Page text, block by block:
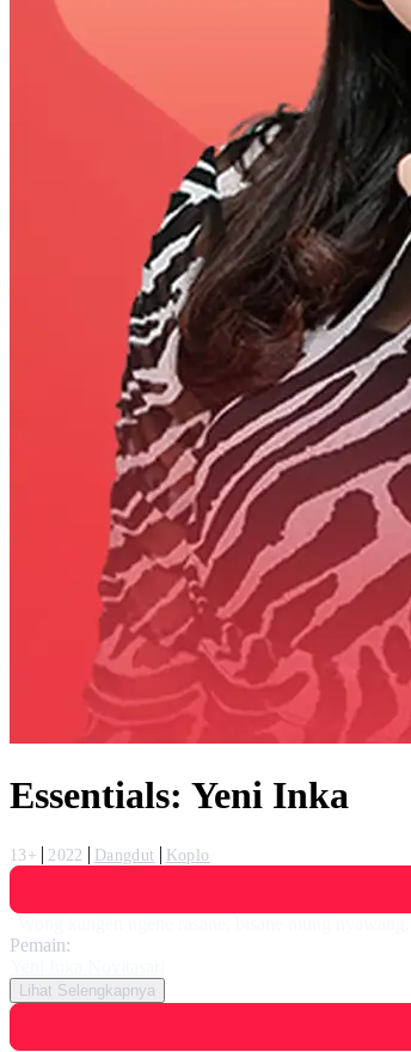
Essentials: Yeni Inka
13+ 2022 Dangdut
Koplo
Pemain:
Lihat Selengkapnya